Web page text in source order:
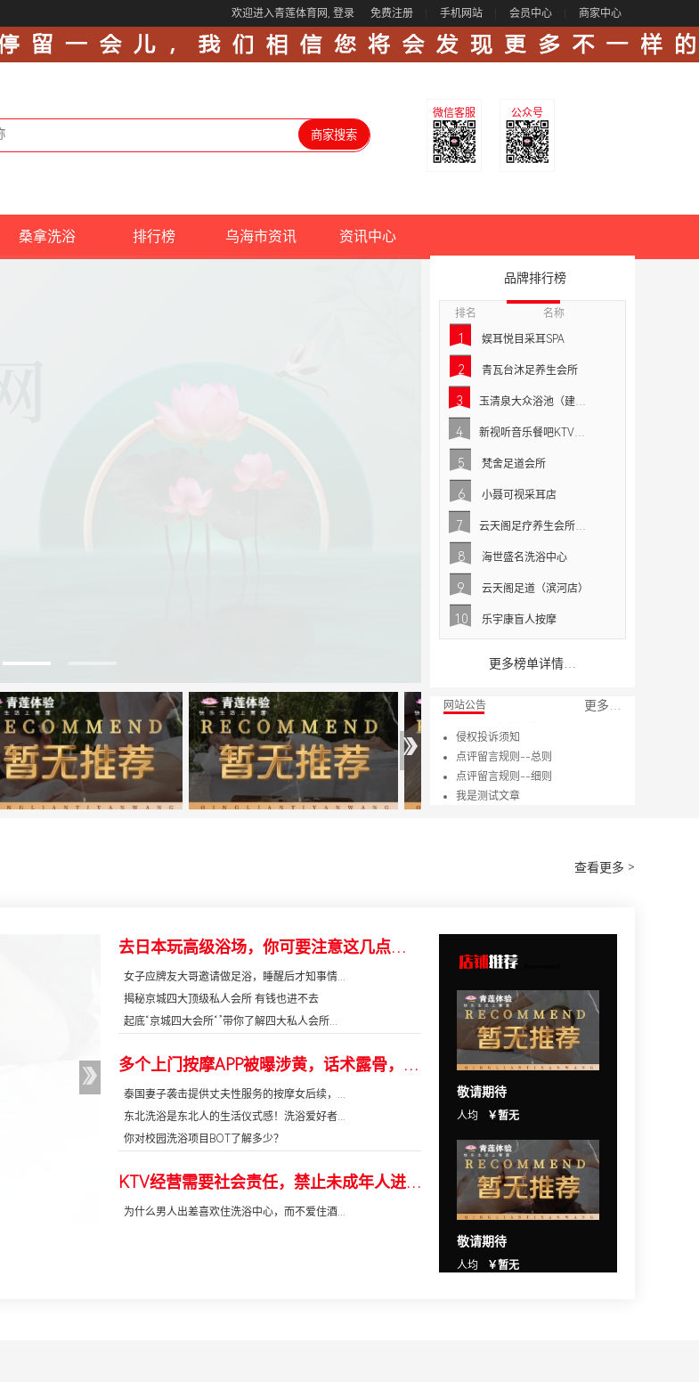
欢迎进入青莲体育网, 登录 免费注册 手机网站 会员中心 商家中心
公众号
微信客服
桑拿洗浴 排行榜 乌海市资讯 资讯中心
品牌排行榜
排名 名称
1 娱耳悦目采耳SPA
2 青瓦台沐足养生会所
3 玉清泉大众浴池（建设北路店）
4 新视听音乐餐吧KTV（万达广场乌海店）
5 梵舍足道会所
6 小聂可视采耳店
7 云天阁足疗养生会所（三中店）
8 海世盛名洗浴中心
9 云天阁足道（滨河店）
10 乐宇康盲人按摩
更多榜单详情…
网站公告 更多…
青莲体验网知识产权声明
青莲体验网隐私政策
青莲体验网用户服务协议
用户诚信公约
查看更多 >
去日本玩高级浴场，你可要注意这几点，经验...
女子应牌友大哥邀请做足浴，睡醒后才知事情...
揭秘京城四大顶级私人会所 有钱也进不去
起底“京城四大会所“”带你了解四大私人会所...
多个上门按摩APP被曝涉黄，话术露骨，只要...
泰国妻子袭击提供丈夫性服务的按摩女后续，...
东北洗浴是东北人的生活仪式感！洗浴爱好者...
你对校园洗浴项目BOT了解多少？
KTV经营需要社会责任，禁止未成年人进入KTV...
为什么男人出差喜欢住洗浴中心，而不爱住酒...
敬请期待
人均 ￥暂无
敬请期待
人均 ￥暂无